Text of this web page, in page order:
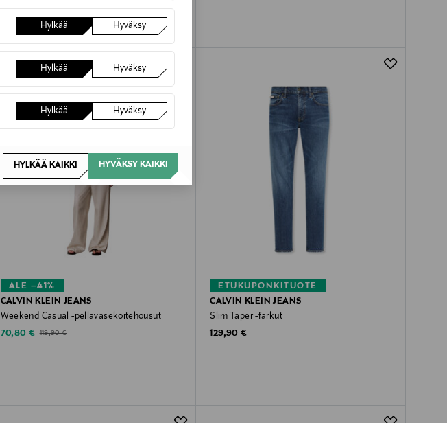
Hylkää Hyväksy
Hylkää Hyväksy
Hylkää Hyväksy
HYLKÄÄ KAIKKI HYVÄKSY KAIKKI
ALE –41%
CALVIN KLEIN JEANS
Weekend Casual -pellavasekoitehousut
Discounted Price
70,80 € Original Price
119,90 €
ETUKUPONKITUOTE
CALVIN KLEIN JEANS
Slim Taper -farkut
Original Price
129,90 €